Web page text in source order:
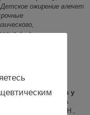
ожирение влечет
<…>»
расстройств у
О.В., Юренева
Н.А., Хабас Г.Н.,